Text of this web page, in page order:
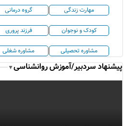
مهارت زندگی گروه درمانی
کودک و نوجوان فرزند پروری
مشاوره تحصیلی مشاوره شغلی
پیشنهاد سردبیر/آموزش روانشناسی▼